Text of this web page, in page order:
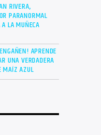
RIVERA,
PARANORMAL
LA MUÑECA
APRENDE
UNA VERDADERA
MAÍZ AZUL